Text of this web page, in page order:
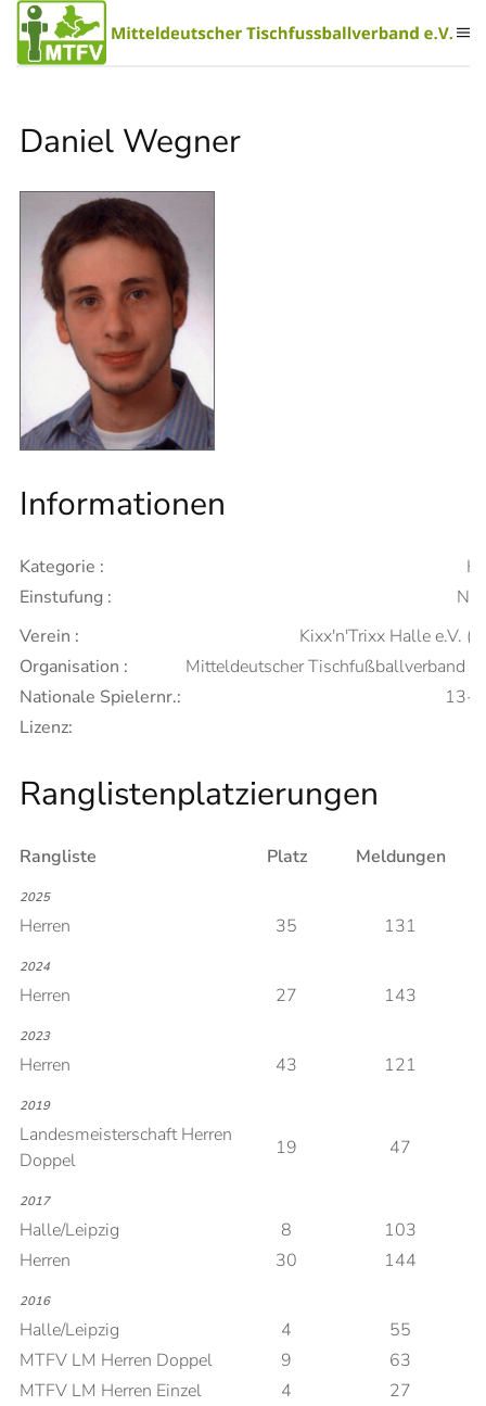
Zum Hauptinhalt springen
Daniel Wegner
Informationen
Kategorie :
Einstufung :
Verein :
Kixx'n'Trixx Halle e.V.
Organisation :
Mitteldeutscher Tischfußballverband
Nationale Spielernr.:
13-
Lizenz:
Ranglistenplatzierungen
Rangliste Platz Meldungen
2025
Herren 35 131
2024
Herren 27 143
2023
Herren 43 121
2019
Landesmeisterschaft Herren
Doppel
19 47
2017
Halle/Leipzig 8
103
Herren
30 144
2016
Halle/Leipzig 4
55
MTFV LM Herren Doppel
9
63
MTFV LM Herren Einzel
4 27